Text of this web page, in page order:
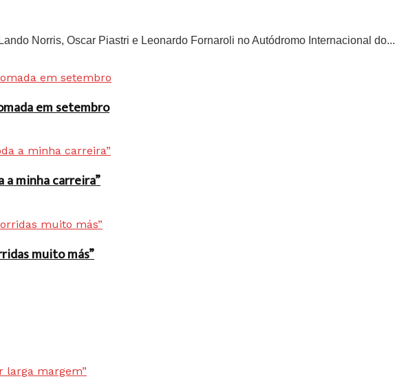
Norris, Oscar Piastri e Leonardo Fornaroli no Autódromo Internacional do...
em setembro
a minha carreira”
muito más”